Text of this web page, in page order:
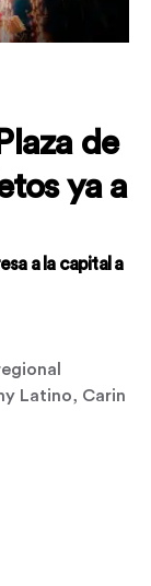
de
ya a
a la capital a
Latino, Carin